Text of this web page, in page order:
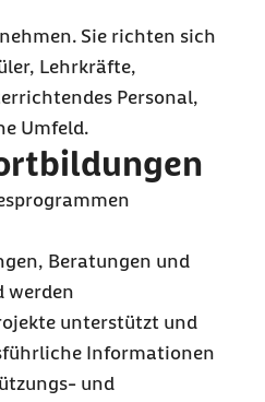
Sie richten sich
Lehrkräfte,
Personal,
Umfeld.
Beratungen und
werden
unterstützt und
Informationen
und